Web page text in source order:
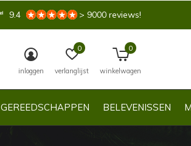
GEREEDSCHAPPEN BELEVENISSEN
inloggen verlanglijst
0
winkelwagen
0
9.4 > 9000 reviews!